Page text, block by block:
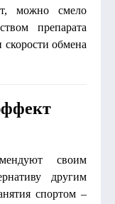
можно смело
препарата
скорости обмена
своим
другим
спортом –